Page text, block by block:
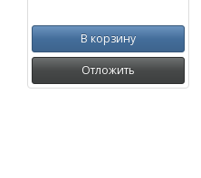
В корзину
Отложить